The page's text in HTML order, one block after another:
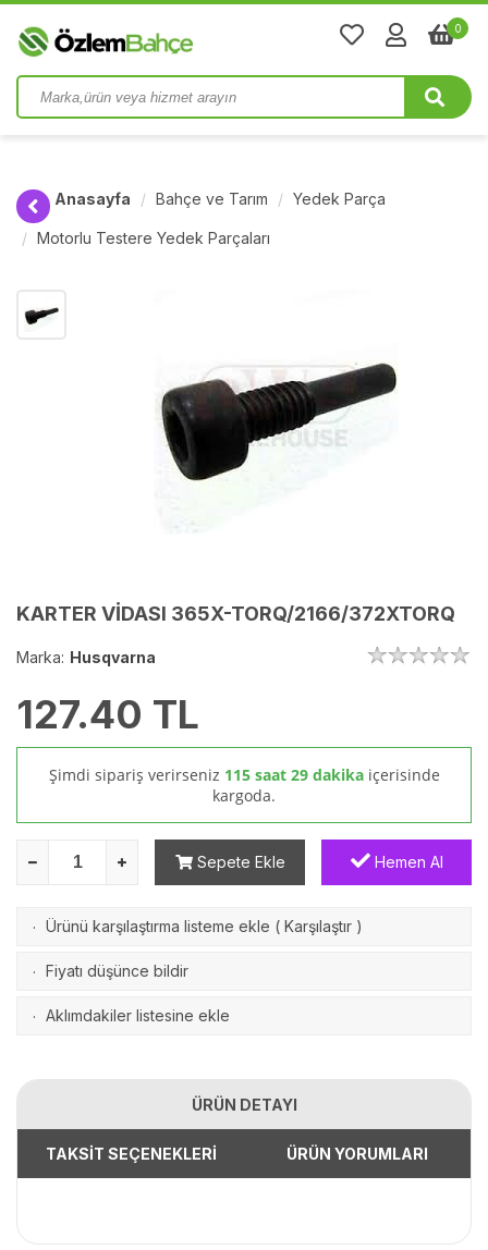
0
Anasayfa Bahçe ve Tarım Yedek Parça
Motorlu Testere Yedek Parçaları
KARTER VİDASI 365X-TORQ/2166/372XTORQ
Marka: Husqvarna
127.40 TL
Şimdi sipariş verirseniz 115 saat 29 dakika içerisinde
kargoda.
Sepete Ekle Hemen Al
· Ürünü karşılaştırma listeme ekle ( Karşılaştır )
· Fiyatı düşünce bildir
· Aklımdakiler listesine ekle
ÜRÜN DETAYI
TAKSİT SEÇENEKLERİ ÜRÜN YORUMLARI